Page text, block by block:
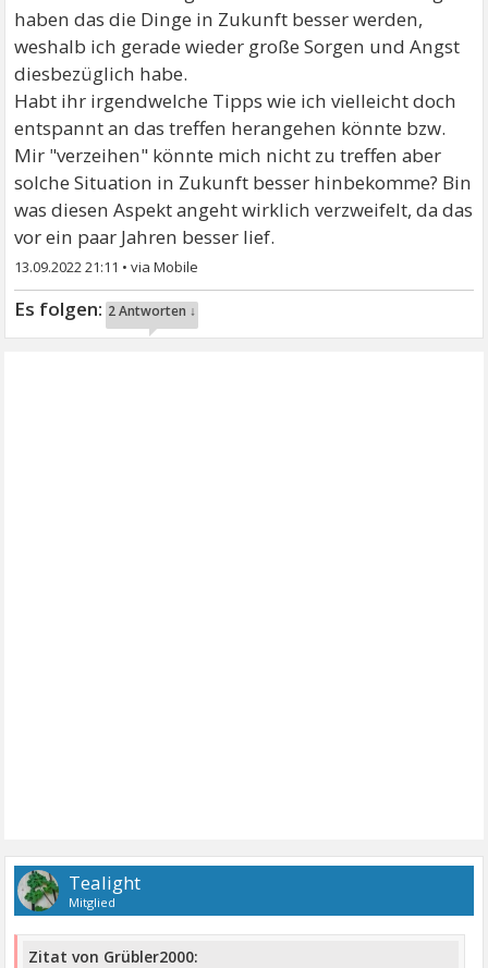
haben das die Dinge in Zukunft besser werden,
weshalb ich gerade wieder große Sorgen und Angst
diesbezüglich habe.
Habt ihr irgendwelche Tipps wie ich vielleicht doch
entspannt an das treffen herangehen könnte bzw.
Mir "verzeihen" könnte mich nicht zu treffen aber
solche Situation in Zukunft besser hinbekomme? Bin
was diesen Aspekt angeht wirklich verzweifelt, da das
vor ein paar Jahren besser lief.
13.09.2022 21:11 •
2 Antworten ↓
Tealight
Mitglied
Zitat von Grübler2000: